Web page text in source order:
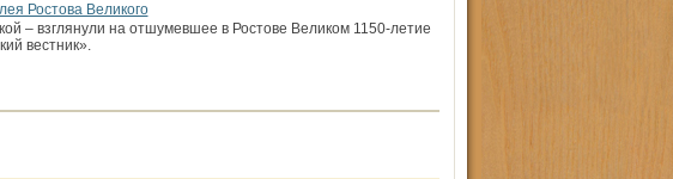
Ростова Великого
– взглянули на отшумевшее в Ростове Великом 1150-летие
вестник».